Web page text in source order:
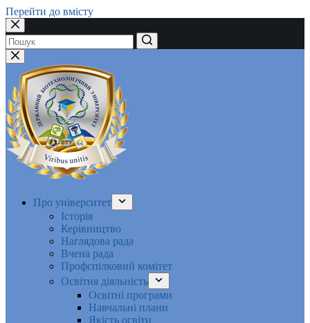
Перейти до вмісту
Немає
результатів
Про університет
Історія
Керівництво
Наглядова рада
Вчена рада
Профспілковий комітет
Освітня діяльність
Освітні програми
Навчальні плани
Якість освіти